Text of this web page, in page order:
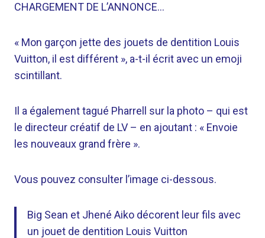
CHARGEMENT DE L’ANNONCE…
« Mon garçon jette des jouets de dentition Louis
Vuitton, il est différent », a-t-il écrit avec un emoji
scintillant.
Il a également tagué Pharrell sur la photo – qui est
le directeur créatif de LV – en ajoutant : « Envoie
les nouveaux grand frère ».
Vous pouvez consulter l’image ci-dessous.
Big Sean et Jhené Aiko décorent leur fils avec
un jouet de dentition Louis Vuitton